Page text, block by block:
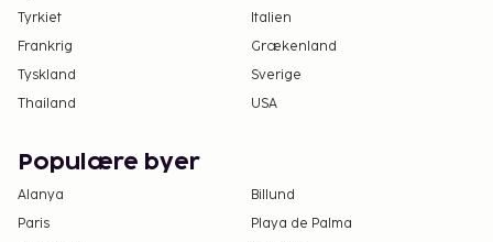
Byggearbejde er i gang ved en nabobygning, og
der kan forekomme støj fra dette
byggeriarbejde.
Tyrkiet
Italien
Frankrig
Grækenland
Tyskland
Sverige
Thailand
USA
Populære byer
Alanya
Billund
Paris
Playa de Palma